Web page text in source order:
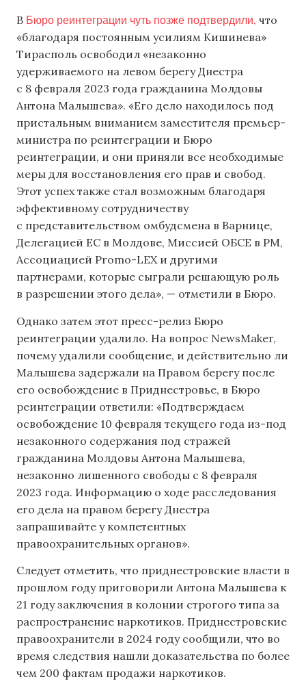
В Бюро реинтеграции чуть позже подтвердили, что
«благодаря постоянным усилиям Кишинева»
Тирасполь освободил «незаконно
удерживаемого на левом берегу Днестра
с 8 февраля 2023 года гражданина Молдовы
Антона Малышева». «Его дело находилось под
пристальным вниманием заместителя премьер-
министра по реинтеграции и Бюро
реинтеграции, и они приняли все необходимые
меры для восстановления его прав и свобод.
Этот успех также стал возможным благодаря
эффективному сотрудничеству
с представительством омбудсмена в Варнице,
Делегацией ЕС в Молдове, Миссией ОБСЕ в РМ,
Ассоциацией Promo-LEX и другими
партнерами, которые сыграли решающую роль
в разрешении этого дела», — отметили в Бюро.
Однако затем этот пресс-релиз Бюро
реинтеграции удалило. На вопрос NewsMaker,
почему удалили сообщение, и действительно ли
Малышева задержали на Правом берегу после
его освобождение в Приднестровье, в Бюро
реинтеграции ответили: «Подтверждаем
освобождение 10 февраля текущего года из-под
незаконного содержания под стражей
гражданина Молдовы Антона Малышева,
незаконно лишенного свободы с 8 февраля
2023 года. Информацию о ходе расследования
его дела на правом берегу Днестра
запрашивайте у компетентных
правоохранительных органов».
Следует отметить, что приднестровские власти в
прошлом году приговорили Антона Малышева к
21 году заключения в колонии строгого типа за
распространение наркотиков. Приднестровские
правоохранители в 2024 году сообщили, что во
время следствия нашли доказательства по более
чем 200 фактам продажи наркотиков.